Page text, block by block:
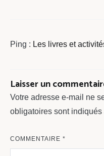
Ping : Les livres et
Laisser un
Votre adresse e-mail ne
obligatoires sont indiqués
COMMENTAIRE *